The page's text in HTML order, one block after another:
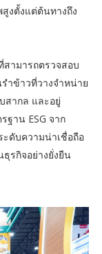
งตั้งแต่ต้นทางถึง
สามารถตรวจสอบ
ข้าวที่วางจำหน่าย
สากล และอยู่
ฐาน ESG จาก
ดับความน่าเชื่อถือ
รกิจอย่างยั่งยืน